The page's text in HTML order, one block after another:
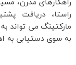
راهکارهای مدرن،
راستا، دریافت
مارکتینگ می تواند
به سوی دستیابی به